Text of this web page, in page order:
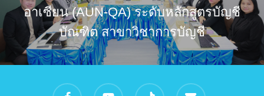
อาเซียน (AUN-QA) ระดับหลักสูตรบัญชี
บัณฑิต สาขาวิชาการบัญชี
facebook youtube tiktok email